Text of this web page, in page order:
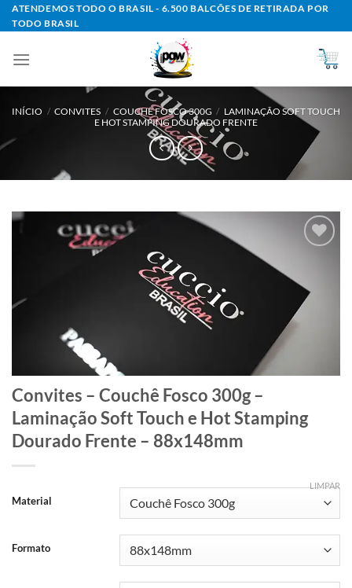
Skip
to
ATENDEMOS TODO O BRASIL - 6.500 BALCÕES DE RETIRADA POR
TODO BRASIL
INÍCIO / CONVITES / COUCHÊ FOSCO 300G / LAMINAÇÃO SOFT TOUCH
E HOT STAMPING DOURADO FRENTE
Add to
wishlist
Convites – Couchê Fosco 300g –
Laminação Soft Touch e Hot Stamping
Dourado Frente – 88x148mm
Material
Formato
LIMPAR